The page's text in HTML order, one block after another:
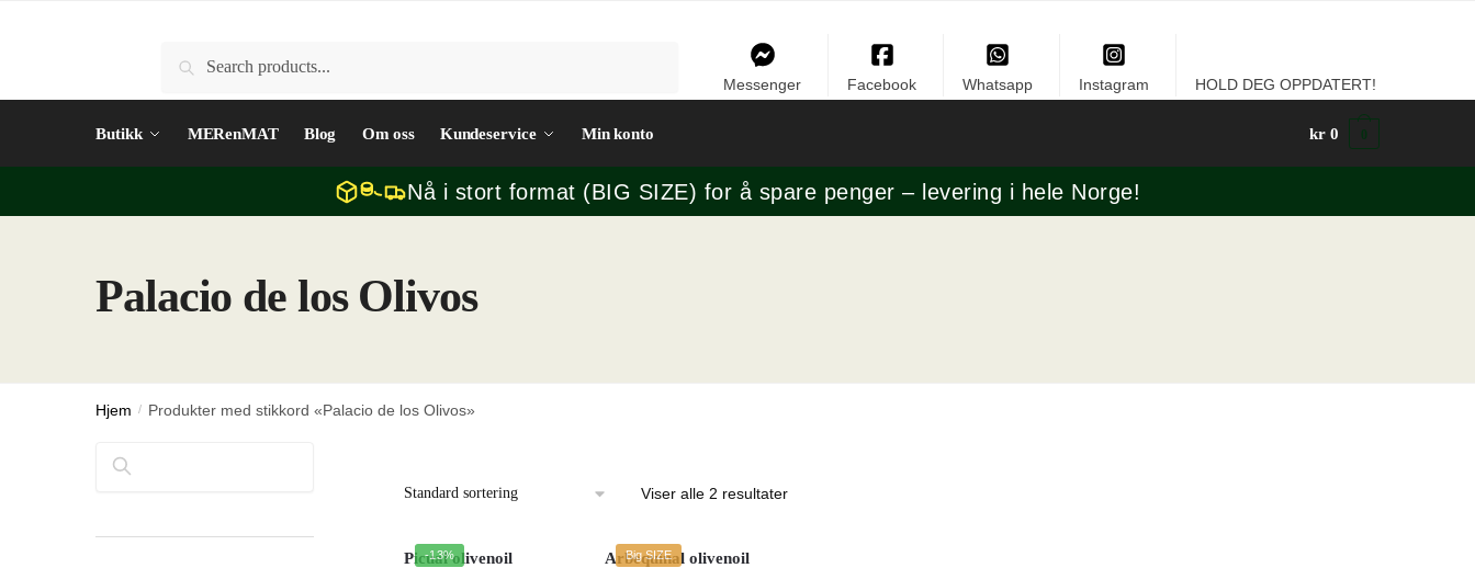
Søk
Søk
Messenger Facebook Whatsapp Instagram HOLD DEG OPPDATERT!
Butikk MERenMAT Blog Om oss Kundeservice Min konto kr 0
Nå i stort format (BIG SIZE) for å spare penger – levering i hele Norge!
Palacio de los Olivos
Hjem / Produkter med stikkord «Palacio de los Olivos»
Viser alle 2 resultater
-13%
Picual olivenoil
Big SIZE
Arbequinal olivenoil
Søk